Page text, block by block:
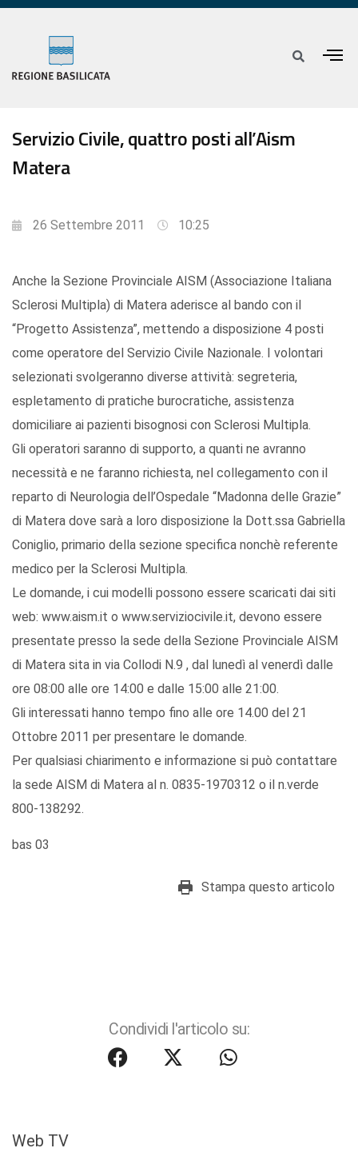
Servizio Civile, quattro posti all’Aism
Matera
26 Settembre 2011 10:25
Anche la Sezione Provinciale AISM (Associazione Italiana
Sclerosi Multipla) di Matera aderisce al bando con il
“Progetto Assistenza”, mettendo a disposizione 4 posti
come operatore del Servizio Civile Nazionale. I volontari
selezionati svolgeranno diverse attività: segreteria,
espletamento di pratiche burocratiche, assistenza
domiciliare ai pazienti bisognosi con Sclerosi Multipla.
Gli operatori saranno di supporto, a quanti ne avranno
necessità e ne faranno richiesta, nel collegamento con il
reparto di Neurologia dell’Ospedale “Madonna delle Grazie”
di Matera dove sarà a loro disposizione la Dott.ssa Gabriella
Coniglio, primario della sezione specifica nonchè referente
medico per la Sclerosi Multipla.
Le domande, i cui modelli possono essere scaricati dai siti
web: www.aism.it o www.serviziocivile.it, devono essere
presentate presso la sede della Sezione Provinciale AISM
di Matera sita in via Collodi N.9 , dal lunedì al venerdì dalle
ore 08:00 alle ore 14:00 e dalle 15:00 alle 21:00.
Gli interessati hanno tempo fino alle ore 14.00 del 21
Ottobre 2011 per presentare le domande.
Per qualsiasi chiarimento e informazione si può contattare
la sede AISM di Matera al n. 0835-1970312 o il n.verde
800-138292.
bas 03
Stampa questo articolo
Condividi l'articolo su:
Web TV